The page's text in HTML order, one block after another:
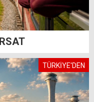
TÜRKİYE'DEN